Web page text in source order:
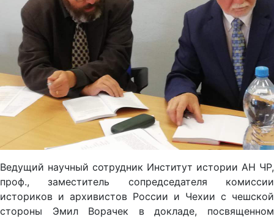
Ведущий научный сотрудник Институт истории АН ЧР,
проф., заместитель сопредседателя комиссии
историков и архивистов России и Чехии с чешской
стороны Эмил Ворачек в докладе, посвященном